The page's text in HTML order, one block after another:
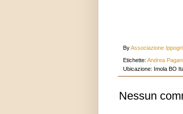
ByAssociazione
Etichette: Andrea Pagani
Ubicazione: Imola BO
Nessun